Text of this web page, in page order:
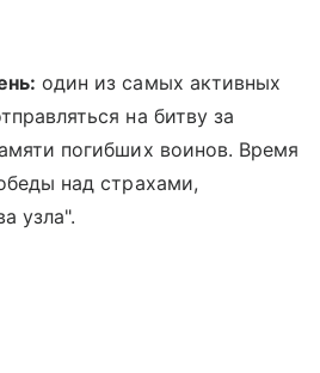
один из самых активных
на битву за
погибших воинов. Время
над страхами,
узла".